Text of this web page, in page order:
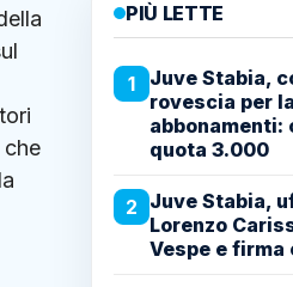
che
PIÙ LETTE
1
Juve Stabia,
rovescia per
abbonamenti:
quota 3.000
2 Juve Stabia,
Lorenzo
Vespe e firma